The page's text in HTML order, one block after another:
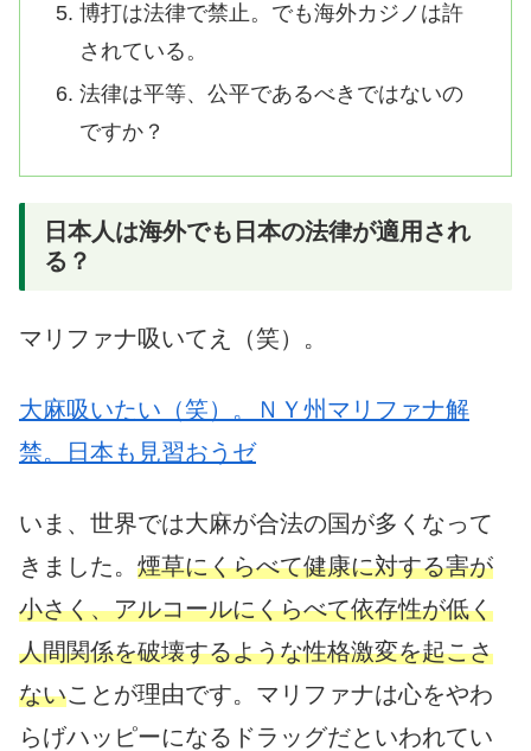
博打は法律で禁止。でも海外カジノは許
されている。
法律は平等、公平であるべきではないの
ですか？
日本人は海外でも日本の法律が適用され
る？
マリファナ吸いてえ（笑）。
大麻吸いたい（笑）。ＮＹ州マリファナ解
禁。日本も見習おうゼ
いま、世界では大麻が合法の国が多くなって
きました。 煙草にくらべて健康に対する害が
小さく、アルコールにくらべて依存性が低く
人間関係を破壊するような性格激変を起こさ
ないことが理由です。マリファナは心をやわ
らげハッピーになるドラッグだといわれてい